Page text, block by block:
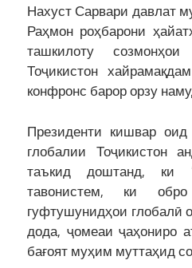
Нахуст Сарвари давлат
Раҳмон роҳбарони
ташкилоту
Тоҷикистон
конфронс барор орзу
Президенти кишвар
глобалии Тоҷикистон
таъкид доштанд, ки
тавонистем, ки
гуфтушунидҳои глобалӣ
дода, ҷомеаи ҷаҳониро
бағоят муҳим муттаҳид